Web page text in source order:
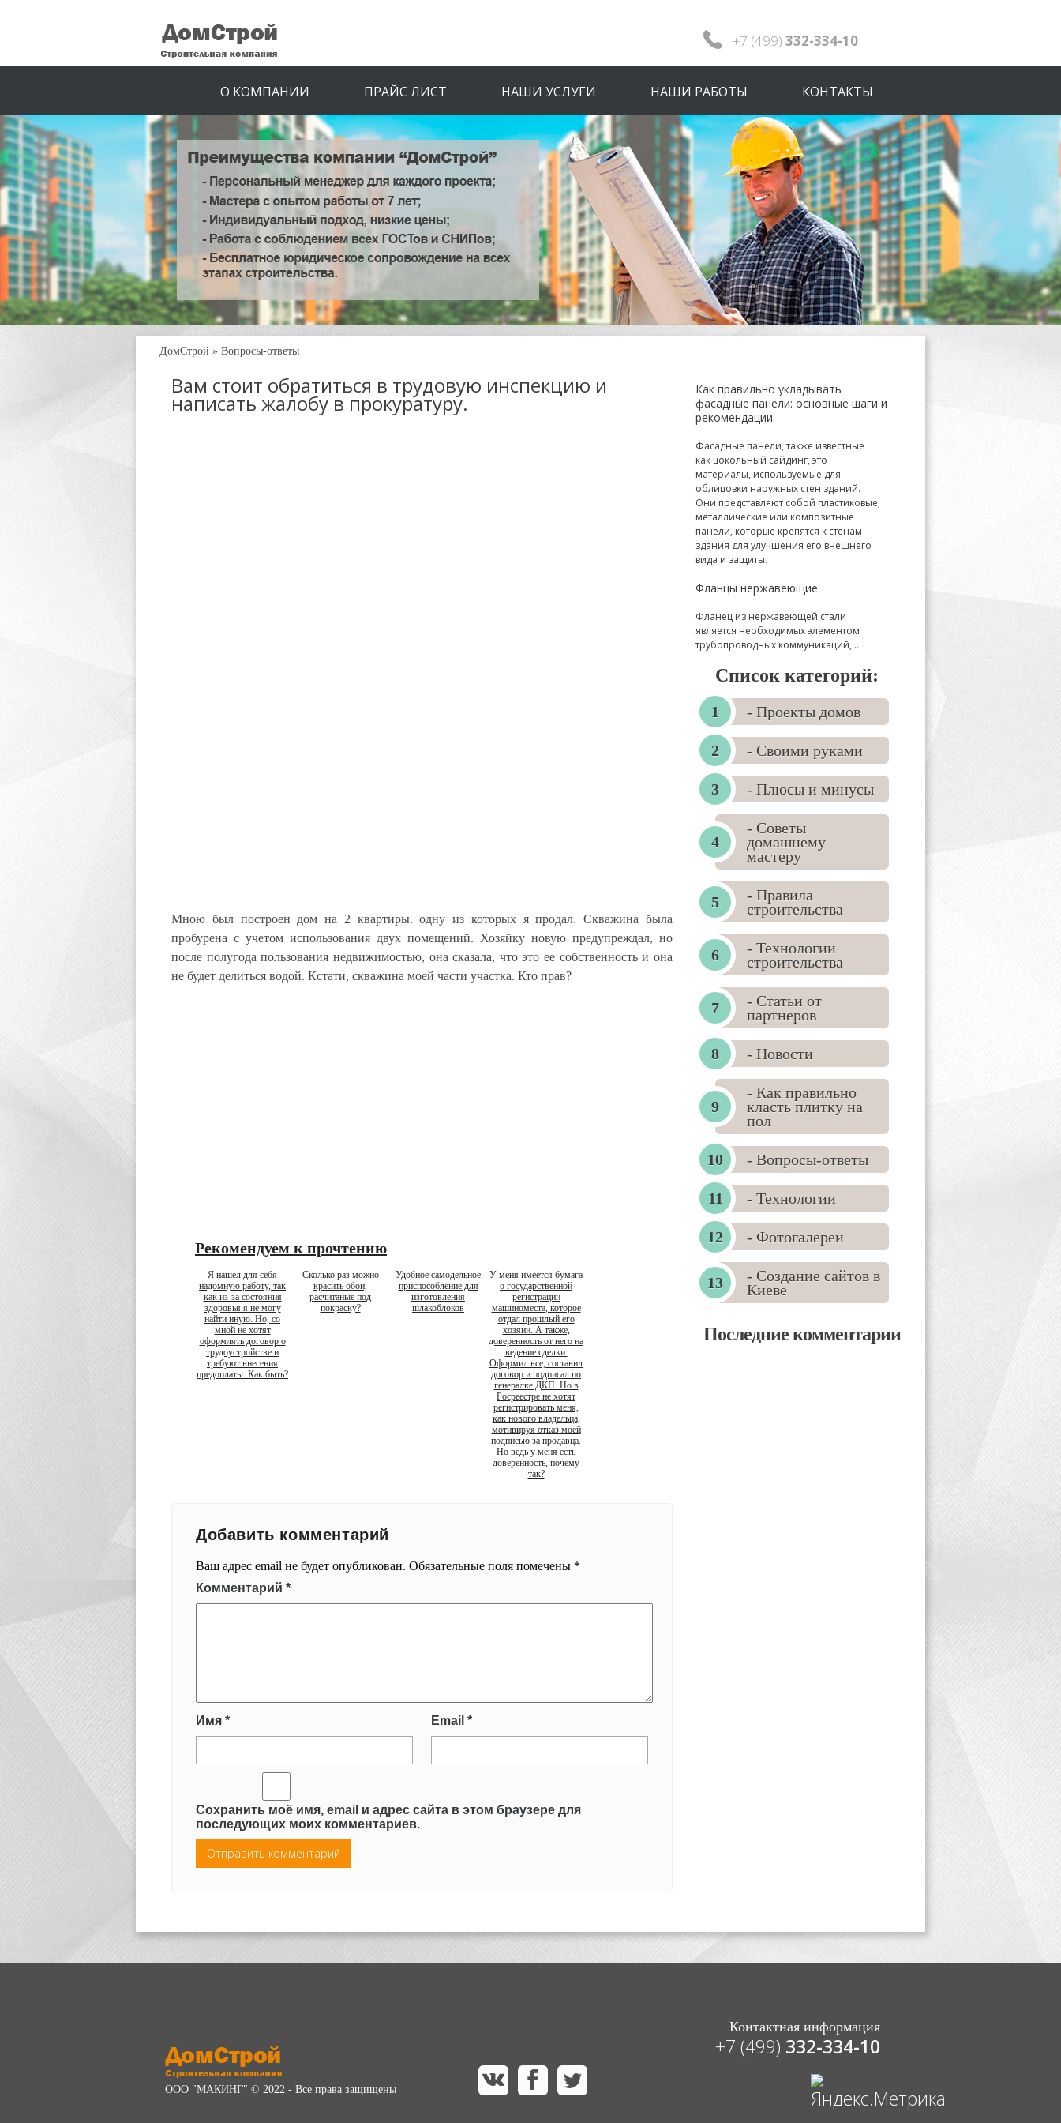
+7 (499) 332-334-10
О КОМПАНИИ ПРАЙС ЛИСТ НАШИ УСЛУГИ НАШИ РАБОТЫ КОНТАКТЫ
ДомСтрой » Вопросы-ответы
Вам стоит обратиться в трудовую инспекцию и
написать жалобу в прокуратуру.
Мною был построен дом на 2 квартиры. одну из которых я продал. Скважина была
пробурена с учетом использования двух помещений. Хозяйку новую предупреждал, но
после полугода пользования недвижимостью, она сказала, что это ее собственность и она
не будет делиться водой. Кстати, скважина моей части участка. Кто прав?
Рекомендуем к прочтению
Я нашел для себя
надомную работу, так
как из-за состояния
здоровья я не могу
найти иную. Но, со
мной не хотят
оформлять договор о
трудоустройстве и
требуют внесения
предоплаты. Как быть?
Сколько раз можно
красить обои,
расчитаные под
покраску?
Удобное самодельное
приспособление для
изготовления
шлакоблоков
У меня имеется бумага
о государственной
регистрации
машиноместа, которое
отдал прошлый его
хозяин. А также,
доверенность от него на
ведение сделки.
Оформил все, составил
договор и подписал по
генералке ДКП. Но в
Росреестре не хотят
регистрировать меня,
как нового владельца,
мотивируя отказ моей
подписью за продавца.
Но ведь у меня есть
доверенность, почему
так?
Добавить комментарий
Ваш адрес email не будет опубликован. Обязательные поля помечены *
Комментарий *
Имя * Email *
Сохранить моё имя, email и адрес сайта в этом браузере для
последующих моих комментариев.
Как правильно укладывать
фасадные панели: основные шаги и
рекомендации
Фасадные панели, также известные
как цокольный сайдинг, это
материалы, используемые для
облицовки наружных стен зданий.
Они представляют собой пластиковые,
металлические или композитные
панели, которые крепятся к стенам
здания для улучшения его внешнего
вида и защиты.
Фланцы нержавеющие
Фланец из нержавеющей стали
является необходимых элементом
трубопроводных коммуникаций, ...
Список категорий:
- Проекты домов
- Своими руками
- Плюсы и минусы
- Советы
домашнему
мастеру
- Правила
строительства
- Технологии
строительства
- Статьи от
партнеров
- Новости
- Как правильно
класть плитку на
пол
- Вопросы-ответы
- Технологии
- Фотогалереи
- Создание сайтов в
Киеве
Последние комментарии
ООО "МАКИНГ" © 2022 - Все права защищены
Контактная информация
+7 (499) 332-334-10